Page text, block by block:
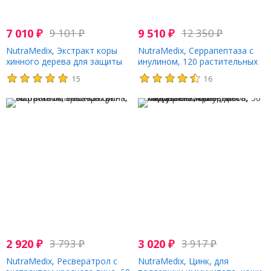
7 010 ₽ 9 101₽
NutraMedix, Экстракт коры
хинного дерева для защиты
от микробов, 30 мл
15
9 510₽ 12 350₽
NutraMedix, Серрапептаза с
инулином, 120 растительных
капсул
16
2 920 ₽ 3 793₽
NutraMedix, Ресвератрол с
3 020₽ 3 917₽
NutraMedix, Цинк, для